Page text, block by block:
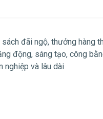
đãi ngộ, thưởng hàng
động, sáng tạo, công
nghiệp và lâu dài